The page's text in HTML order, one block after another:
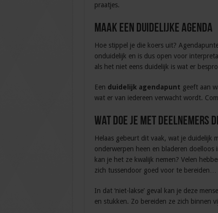
praatjes.
Maak een duidelijke agenda
Hoe stippel je die koers uit?
onduidelijk en is dus open voor
als het niet eens duidelijk is wat er
Een duidelijk agendapunt geeft aan
wat er van iedereen verwacht wordt.
Wat doe je met deelnemers
Helaas gebeurt dit vaak, wat je duidelijk
onderwerpen heen en bladeren
kan je het ze kwalijk nemen? Velen
zich tussendoor goed voor te bereiden…
In dat ‘niet-lakse’ geval kan je deze
en stukken. Zo bereiden ze zich binnen